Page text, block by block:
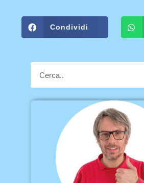
Condividi